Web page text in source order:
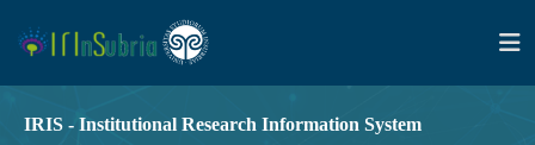
IRIS - Institutional Research Information System